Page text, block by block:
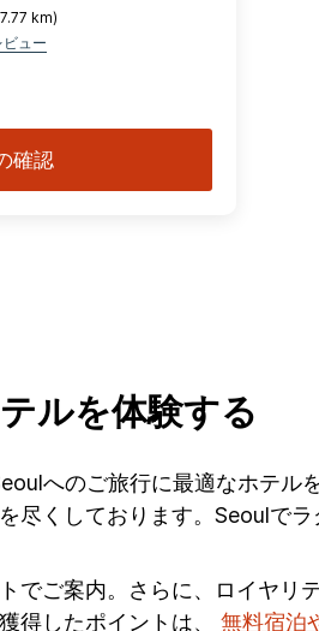
km)
ュー
確認
ルを体験する
へのご旅行に最適なホテル
くしております。Seoulで
でご案内。さらに、ロイヤリ
得したポイントは、 無料宿泊